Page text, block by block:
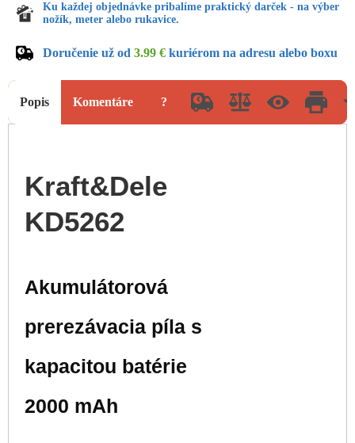
Ku každej objednávke pribalíme praktický darček - na výber
nožík, meter alebo rukavice.
Doručenie už od 3.99 € kuriérom na adresu alebo boxu
Popis Komentáre ?
Kraft&Dele
KD5262
Akumulátorová
prerezávacia píla s
kapacitou batérie
2000 mAh